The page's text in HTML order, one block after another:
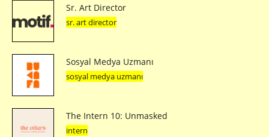
Sr. Art Director
sr. art director
Sosyal Medya Uzmanı
sosyal medya uzmanı
The Intern 10: Unmasked
intern